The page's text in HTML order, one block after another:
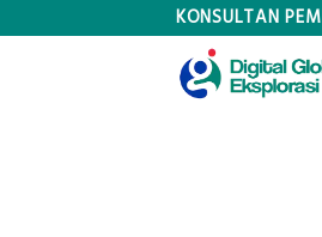
KONSULTAN